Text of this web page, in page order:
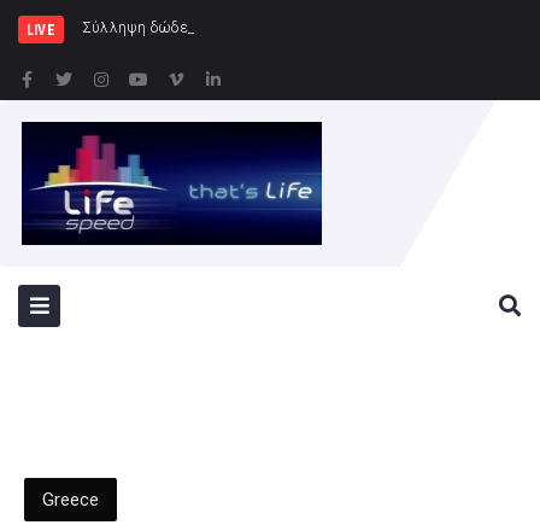
LIVE Σύλληψη δώδεκα ατόμων κατά τη διά
Greece